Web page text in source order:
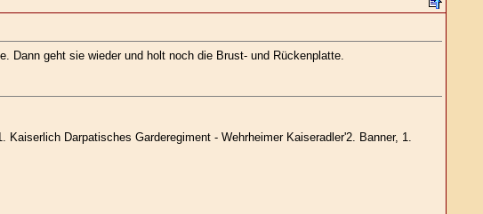
Dann geht sie wieder und holt noch die Brust- und Rückenplatte.
Darpatisches Garderegiment - Wehrheimer Kaiseradler'2. Banner, 1.